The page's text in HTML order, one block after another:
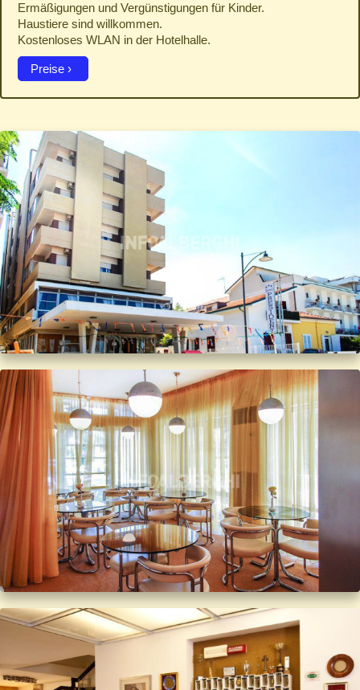
Ermäßigungen und Vergünstigungen für Kinder.
Haustiere sind willkommen.
Kostenloses WLAN in der Hotelhalle.
Preise